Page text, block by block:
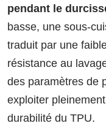
pendant le
basse, une sous-
traduit par une
résistance au
des paramètres de
exploiter
durabilité du TPU.